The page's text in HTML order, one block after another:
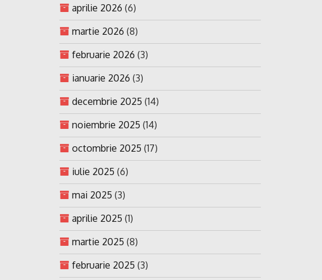
aprilie 2026 (6)
martie 2026 (8)
februarie 2026 (3)
ianuarie 2026 (3)
decembrie 2025 (14)
noiembrie 2025 (14)
octombrie 2025 (17)
iulie 2025 (6)
mai 2025 (3)
aprilie 2025 (1)
martie 2025 (8)
februarie 2025 (3)